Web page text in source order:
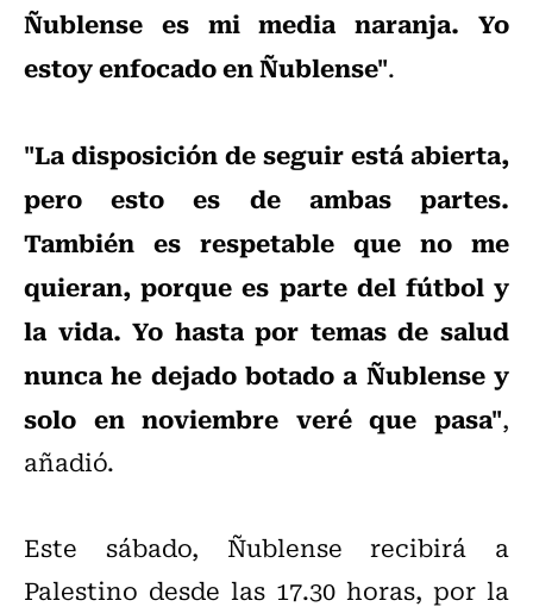
Ñublense es mi media naranja. Yo
estoy enfocado en Ñublense".
"La disposición de seguir está abierta,
pero esto es de ambas partes.
También es respetable que no me
quieran, porque es parte del fútbol y
la vida. Yo hasta por temas de salud
nunca he dejado botado a Ñublense y
solo en noviembre veré que pasa",
añadió.
Este sábado, Ñublense recibirá a
Palestino desde las 17.30 horas, por la